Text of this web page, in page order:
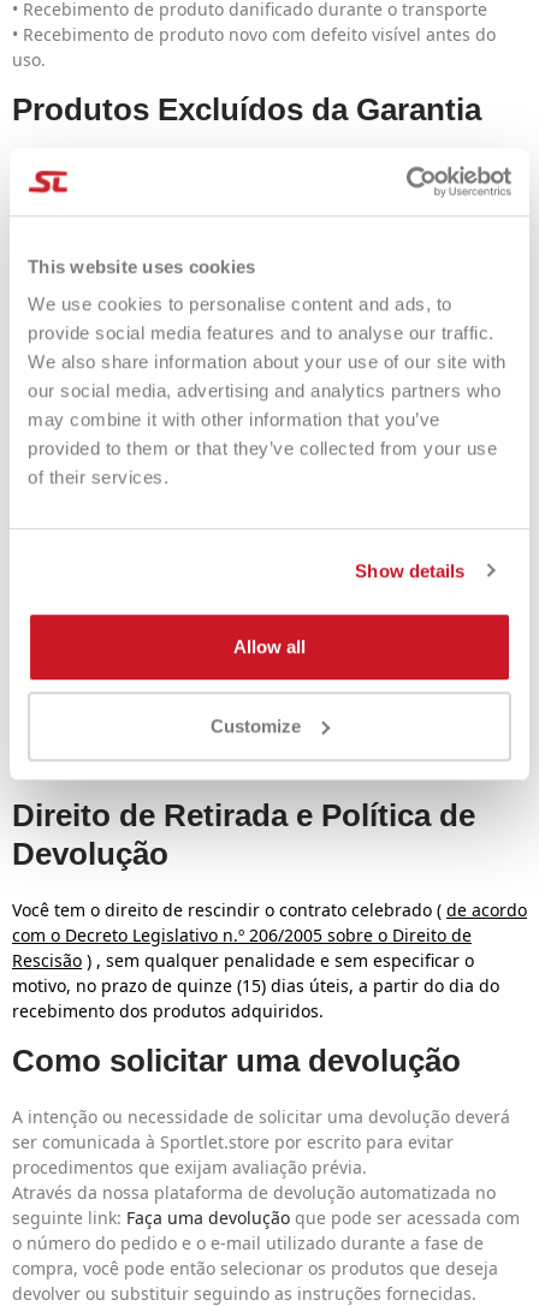
This website uses cookies
We use cookies to personalise content and ads, to
provide social media features and to analyse our traffic.
We also share information about your use of our site with
our social media, advertising and analytics partners who
may combine it with other information that you’ve
provided to them or that they’ve collected from your use
of their services.
Show details
Allow all
Customize
• Recebimento de produto danificado durante o transporte
• Recebimento de produto novo com defeito visível antes do
uso.
Produtos Excluídos da Garantia
Raquetes que passam por tratamento estão excluídas de
qualquer tipo de Garantia.
fabricação e procedimento de
devolução
O comprador deverá comunicar qualquer problema e/ou
alegado defeito à Sportlet.store no prazo de 30 dias a partir da
sua descoberta, solicitando a devolução do produto afetado
através da nossa plataforma de devolução automatizada no
seguinte link:Efetuar uma devolução
grátis) e encaminhará imediatamente o produto ao fabricante,
específico. Após a resposta técnica do fabricante, a
termos da garantia. Em qualquer caso, a resposta técnica do
fabricante é a mais confiável para todas as questões de
qualidade. Para mais informações sobre o procedimento de
devolução, consulte a seção Política de Devolução.
Direito de Retirada e Política de
Devolução
Você tem o direito de rescindir o contrato celebrado ( de acordo
com o Decreto Legislativo n.º 206/2005 sobre o Direito de
Rescisão ) , sem qualquer penalidade e sem especificar o
motivo, no prazo de quinze (15) dias úteis, a partir do dia do
recebimento dos produtos adquiridos.
Como solicitar uma devolução
A intenção ou necessidade de solicitar uma devolução deverá
ser comunicada à Sportlet.store por escrito para evitar
procedimentos que exijam avaliação prévia.
Através da nossa plataforma de devolução automatizada no
seguinte link: Faça uma devolução que pode ser acessada com
o número do pedido e o e-mail utilizado durante a fase de
compra, você pode então selecionar os produtos que deseja
devolver ou substituir seguindo as instruções fornecidas.